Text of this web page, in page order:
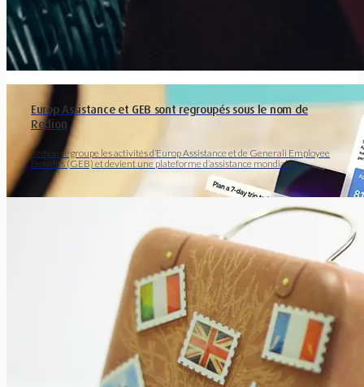
Achat d’un véhicule électrique : quels coûts
supplémentaires ?
Vous voulez acheter une voiture électrique ? Quels sont…
Europ Assistance et GEB sont regroupés sous le nom de
Redion
Redion regroupe les activités d’Europ Assistance et de Generali Employee
Benefits (GEB) et devient une plateforme d’assistance mondiale.